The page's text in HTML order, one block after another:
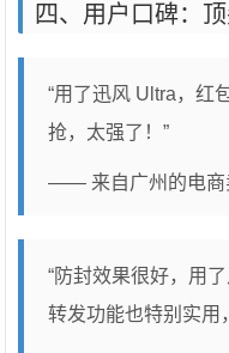
四、用户口碑：
“用了迅风 Ultra，红
抢，太强了！”
—— 来自广州的电商
“防封效果很好，用
转发功能也特别实用